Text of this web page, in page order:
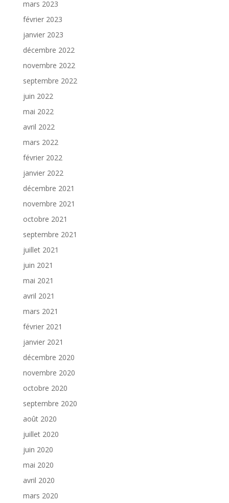
mars 2023
février 2023
janvier 2023
décembre 2022
novembre 2022
septembre 2022
juin 2022
mai 2022
avril 2022
mars 2022
février 2022
janvier 2022
décembre 2021
novembre 2021
octobre 2021
septembre 2021
juillet 2021
juin 2021
mai 2021
avril 2021
mars 2021
février 2021
janvier 2021
décembre 2020
novembre 2020
octobre 2020
septembre 2020
août 2020
juillet 2020
juin 2020
mai 2020
avril 2020
mars 2020